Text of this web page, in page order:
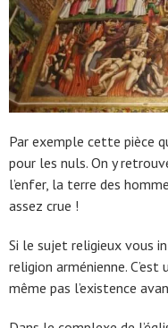
Par exemple cette pièce
pour les nuls. On y
l’enfer, la terre des
assez crue !
Si le sujet religieux vous
religion arménienne.
même pas l’existence